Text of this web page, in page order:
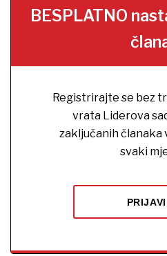
BESPLATNO
Registrirajte se bez
vrata Liderova
zaključanih članaka
svaki